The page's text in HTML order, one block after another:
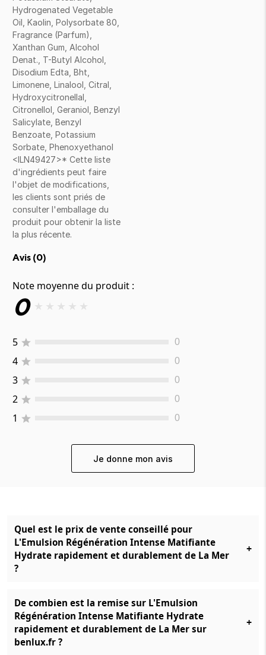
Hydrogenated Vegetable
Oil, Kaolin, Polysorbate 80,
Fragrance (Parfum),
Xanthan Gum, Alcohol
Denat., T-Butyl Alcohol,
Disodium Edta, Bht,
Limonene, Linalool, Citral,
Hydroxycitronellal,
Citronellol, Geraniol, Benzyl
Salicylate, Benzyl
Benzoate, Potassium
Sorbate, Phenoxyethanol
<ILN49427>* Cette liste
d'ingrédients peut faire
l'objet de modifications,
les clients sont priés de
consulter l'emballage du
produit pour obtenir la liste
la plus récente.
Avis (0)
Note moyenne du produit :
0 ★ ★ ★ ★ ★
5 0
4 0
3 0
2 0
1 0
Je donne mon avis
Quel est le prix de vente conseillé pour
L'Emulsion Régénération Intense Matifiante
Hydrate rapidement et durablement de La Mer
?
+
De combien est la remise sur L'Emulsion
Régénération Intense Matifiante Hydrate
rapidement et durablement de La Mer sur
benlux.fr ?
+